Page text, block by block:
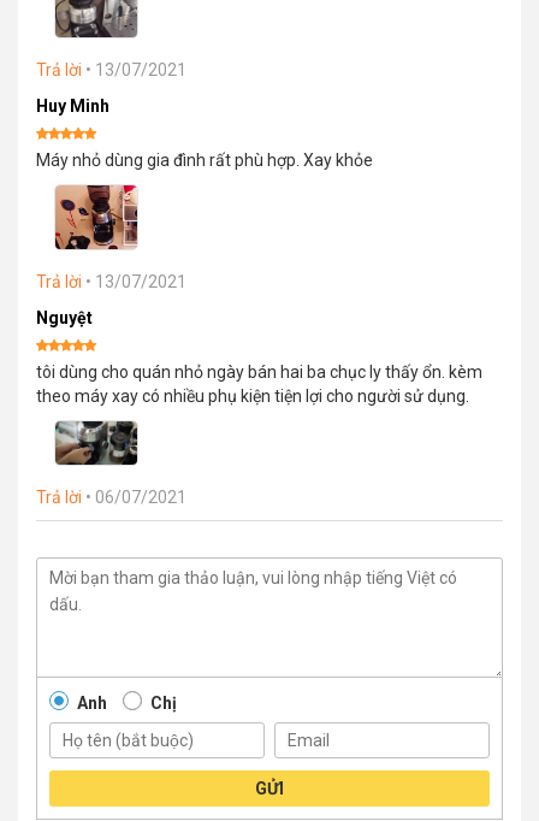
Trả lời • 13/07/2021
Huy Minh
Được xếp
hạng 5 5
Máy nhỏ dùng gia đình rất phù hợp. Xay khỏe
Trả lời • 13/07/2021
Nguyệt
Được xếp
hạng55
sao
tôi dùng cho quán nhỏ ngày bán hai ba chục ly thấy ổn. kèm
theo máy xay có nhiều phụ kiện tiện lợi cho người sử dụng.
Trả lời • 06/07/2021
Anh Chị
GỬI